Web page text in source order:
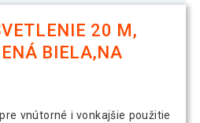
20 M,
BIELA,NA
vnútorné i vonkajšie použitie